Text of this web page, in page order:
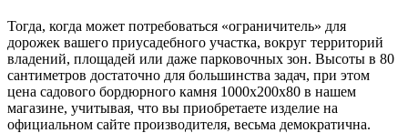
Тогда, когда может потребоваться «ограничитель» для
дорожек вашего приусадебного участка, вокруг территорий
владений, площадей или даже парковочных зон. Высоты в 80
сантиметров достаточно для большинства задач, при этом
цена садового бордюрного камня 1000х200х80 в нашем
магазине, учитывая, что вы приобретаете изделие на
официальном сайте производителя, весьма демократична.